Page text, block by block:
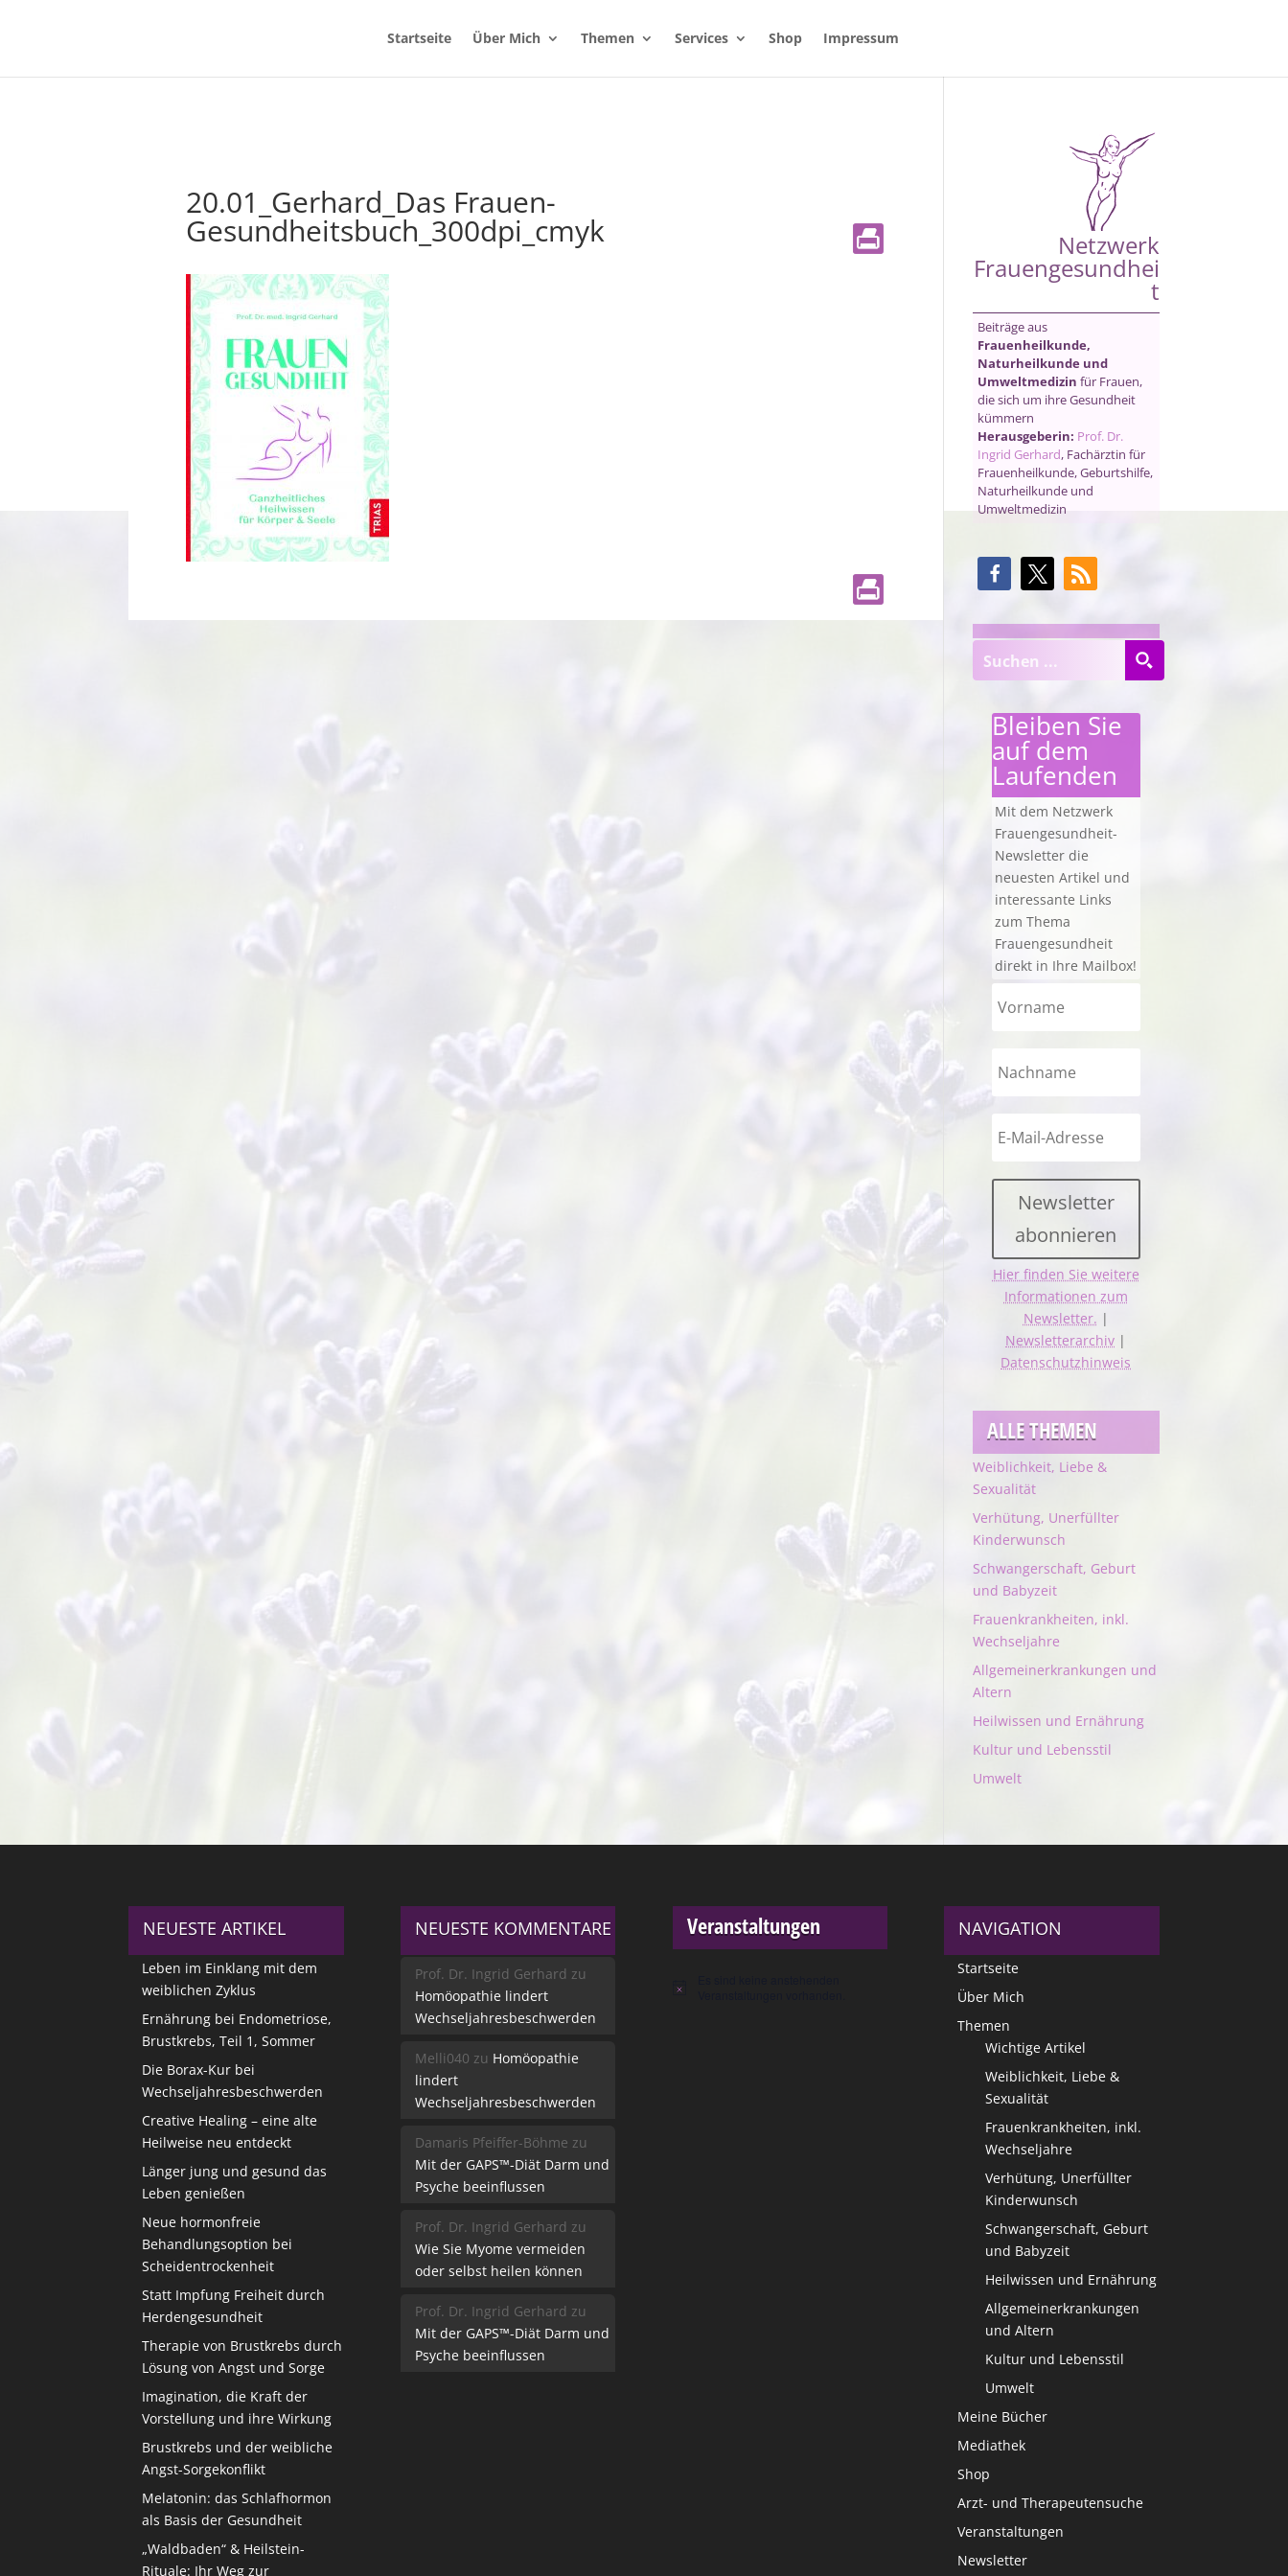
Startseite Über Mich Themen Services Shop Impressum
20.01_Gerhard_Das Frauen-
Gesundheitsbuch_300dpi_cmyk Netzwerk
Frauengesundhei
t
Beiträge aus
Frauenheilkunde,
Naturheilkunde und
Umweltmedizin für Frauen,
die sich um ihre Gesundheit
kümmern
Herausgeberin: Prof. Dr.
Ingrid Gerhard, Fachärztin für
Frauenheilkunde, Geburtshilfe,
Naturheilkunde und
Umweltmedizin
Bleiben Sie
auf dem
Laufenden
Mit dem Netzwerk
Frauengesundheit-
Newsletter die
neuesten Artikel und
interessante Links
zum Thema
Frauengesundheit
direkt in Ihre Mailbox!
Newsletter
abonnieren
Hier finden Sie weitere
Informationen zum
Newsletter. |
Newsletterarchiv |
Datenschutzhinweis
ALLE THEMEN
Weiblichkeit, Liebe &
Sexualität
Verhütung, Unerfüllter
Kinderwunsch
Schwangerschaft, Geburt
und Babyzeit
Frauenkrankheiten, inkl.
Wechseljahre
Allgemeinerkrankungen und
Altern
Heilwissen und Ernährung
Kultur und Lebensstil
Umwelt
NEUESTE ARTIKEL
Leben im Einklang mit dem
weiblichen Zyklus
Ernährung bei Endometriose,
Brustkrebs, Teil 1, Sommer
Die Borax-Kur bei
Wechseljahresbeschwerden
Creative Healing – eine alte
Heilweise neu entdeckt
Länger jung und gesund das
Leben genießen
Neue hormonfreie
Behandlungsoption bei
Scheidentrockenheit
Statt Impfung Freiheit durch
Herdengesundheit
Therapie von Brustkrebs durch
Lösung von Angst und Sorge
Imagination, die Kraft der
Vorstellung und ihre Wirkung
Brustkrebs und der weibliche
Angst-Sorgekonflikt
Melatonin: das Schlafhormon
als Basis der Gesundheit
„Waldbaden“ & Heilstein-
Rituale: Ihr Weg zur
NEUESTE KOMMENTARE
Prof. Dr. Ingrid Gerhard zu
Homöopathie lindert
Wechseljahresbeschwerden
Melli040 zu Homöopathie
lindert
Wechseljahresbeschwerden
Damaris Pfeiffer-Böhme zu
Mit der GAPS™-Diät Darm und
Psyche beeinflussen
Prof. Dr. Ingrid Gerhard zu
Wie Sie Myome vermeiden
oder selbst heilen können
Prof. Dr. Ingrid Gerhard zu
Mit der GAPS™-Diät Darm und
Psyche beeinflussen
Veranstaltungen
Hinweis
NAVIGATION
Startseite
Über Mich
Themen
Wichtige Artikel
Weiblichkeit, Liebe &
Sexualität
Frauenkrankheiten, inkl.
Wechseljahre
Verhütung, Unerfüllter
Kinderwunsch
Schwangerschaft, Geburt
und Babyzeit
Heilwissen und Ernährung
Allgemeinerkrankungen
und Altern
Kultur und Lebensstil
Umwelt
Meine Bücher
Mediathek
Shop
Arzt- und Therapeutensuche
Veranstaltungen
Newsletter